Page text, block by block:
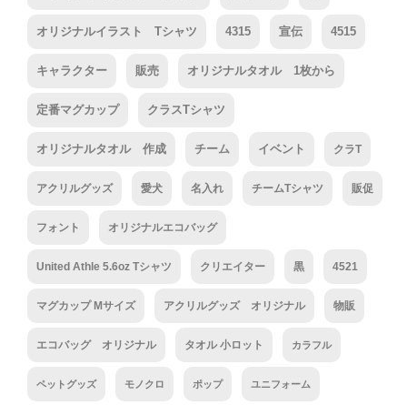
オリジナルイラスト Tシャツ 4315 宣伝 4515
キャラクター 販売 オリジナルタオル 1枚から
定番マグカップ クラスTシャツ
オリジナルタオル 作成 チーム イベント クラT
アクリルグッズ 愛犬 名入れ チームTシャツ 販促
フォント オリジナルエコバッグ
United Athle 5.6oz Tシャツ クリエイター 黒 4521
マグカップ Mサイズ アクリルグッズ オリジナル 物販
エコバッグ オリジナル タオル 小ロット カラフル
ペットグッズ モノクロ ポップ ユニフォーム